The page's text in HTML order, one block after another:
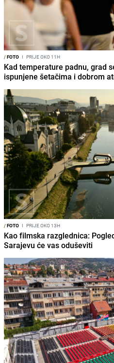
/FOTO I PRIJE OKO 11H
Kad temperature padnu, grad
ispunjene šetačima i dobrom
/FOTO I PRIJE OKO 13H
Kao filmska razglednica:
Sarajevu će vas oduševiti